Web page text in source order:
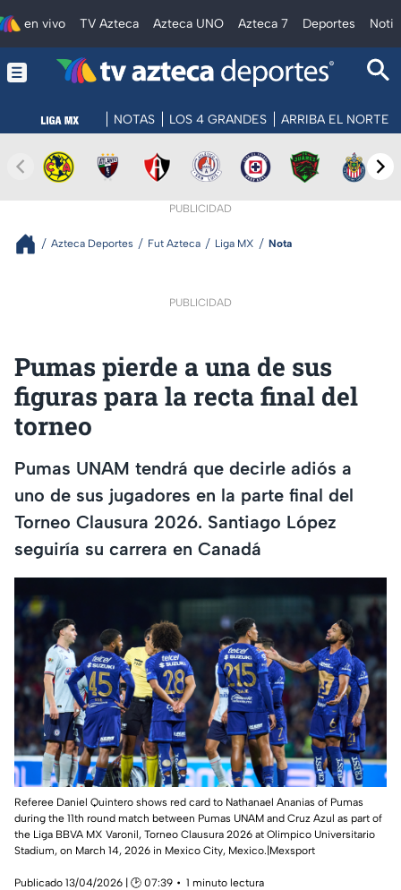
en vivo TV Azteca Azteca UNO Azteca 7 Deportes
NOTAS LOS 4 GRANDES ARRIBA EL NORTE
PUBLICIDAD
Azteca Deportes Fut Azteca Liga MX Nota
PUBLICIDAD
Pumas pierde a una de sus
figuras para la recta final del
torneo
Pumas UNAM tendrá que decirle adiós a
uno de sus jugadores en la parte final del
Torneo Clausura 2026. Santiago López
seguiría su carrera en Canadá
Referee Daniel Quintero shows red card to Nathanael Ananias of Pumas
during the 11th round match between Pumas UNAM and Cruz Azul as part of
the Liga BBVA MX Varonil, Torneo Clausura 2026 at Olimpico Universitario
Stadium, on March 14, 2026 in Mexico City, Mexico.|Mexsport
Publicado 13/04/2026 | 🕑 07:39
1 minuto lectura